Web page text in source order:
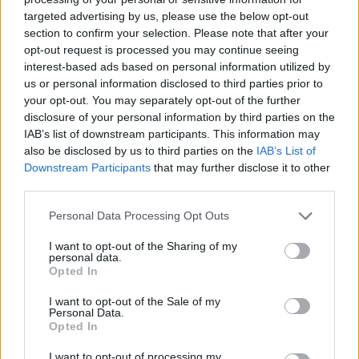
targeted advertising by us, please use the below opt-out
section to confirm your selection. Please note that after your
opt-out request is processed you may continue seeing
interest-based ads based on personal information utilized by
us or personal information disclosed to third parties prior to
your opt-out. You may separately opt-out of the further
disclosure of your personal information by third parties on the
IAB’s list of downstream participants. This information may
also be disclosed by us to third parties on the IAB’s List of
Downstream Participants that may further disclose it to other
Personal Data Processing Opt Outs
I want to opt-out of the Sharing of my
personal data.
Opted In
I want to opt-out of the Sale of my
Personal Data.
Opted In
I want to opt-out of processing my
Brak okresu po porodzie
Hej! 6 miesięcy po porodzie , nie karmię piersią.
Brak miesiączki - miałam już przepisane luteinę l,
która nie wywołała okresu a następnie plastry
systen 50 i ponownie luteinę, które również
okresu nie wywołały. Plastry odklejały się.
Miałam wykonane badania hormonalne i
wyszedł bardzo niski poziom estrogenow. Około
14. Co teraz?
Forum:Ginekologia - forum dla rodziny i
pacjentki
ropień gruczołu bartholina
Reklama: